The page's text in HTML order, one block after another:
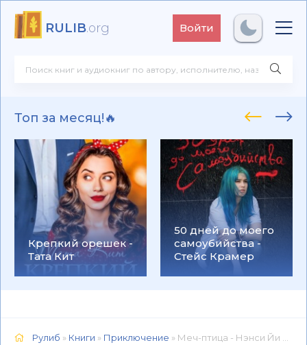
RULIB.org Войти
Топ за месяц!🔥
Крепкий орешек -
Тата Кит
50 дней до моего
самоубийства -
Стейс Крамер
Рулиб » Книги » Приключение » Меч-птица - Нэнси Йи Фан 📕 - Книга онлайн бесплатно